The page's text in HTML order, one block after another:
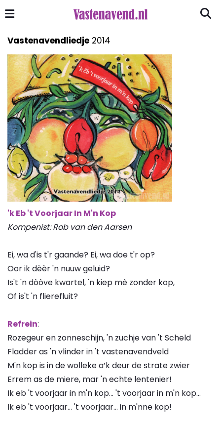
Vastenavendliedje 2014
'k Eb 't Voorjaar In M'n Kop
Kompenist: Rob van den Aarsen
Ei, wa d'is t'r gaande? Ei, wa doe t'r op?
Oor ik dèèr 'n nuuw geluid?
Is't 'n dòòve kwartel, 'n kiep mè zonder kop,
Of is't 'n flierefluit?
Refrein:
Rozegeur en zonneschijn, 'n zuchje van 't Scheld
Fladder as 'n vlinder in 't vastenavendveld
M'n kop is in de wolleke a’k deur de strate zwier
Errem as de miere, mar 'n echte lentenier!
Ik eb 't voorjaar in m'n kop... 't voorjaar in m'n kop...
Ik eb 't voorjaar... 't voorjaar... in m'nne kop!